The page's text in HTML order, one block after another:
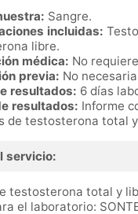
Sangre.
incluidas:
libre.
médica: No
previa: No
resultados: 6 días
resultados: Informe
de testosterona total
servicio:
testosterona total y
el laboratorio: